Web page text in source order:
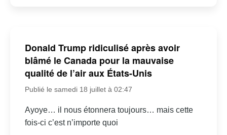
Donald Trump ridiculisé après avoir
blâmé le Canada pour la mauvaise
qualité de l’air aux États-Unis
Publié le samedi 18 juillet à 02:47
Ayoye… il nous étonnera toujours… mais cette
fois-ci c’est n’importe quoi